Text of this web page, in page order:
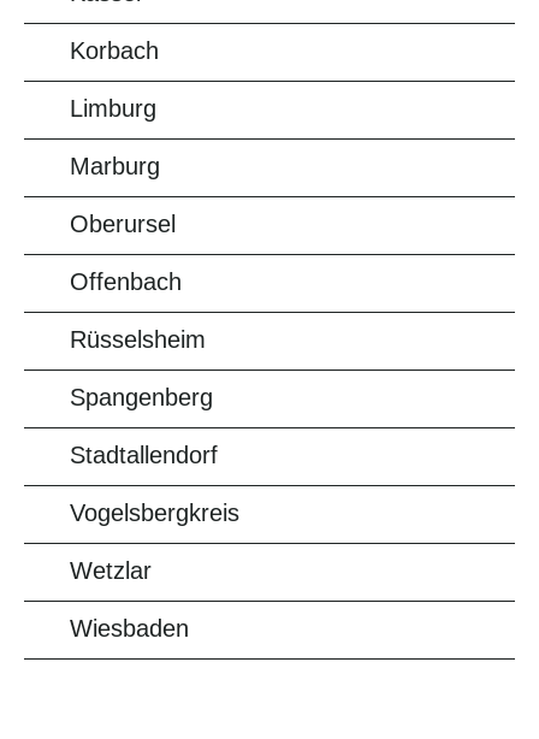
Korbach
Limburg
Marburg
Oberursel
Offenbach
Rüsselsheim
Spangenberg
Stadtallendorf
Vogelsbergkreis
Wetzlar
Wiesbaden